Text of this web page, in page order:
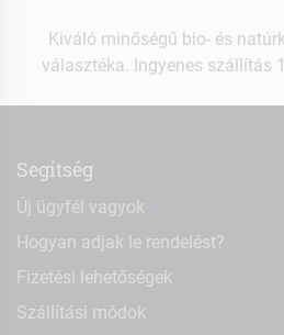
Kiváló minőségű bio- és
választéka. Ingyenes szállítás
Segítség
Új ügyfél vagyok
Hogyan adjak le rendelést?
Fizetési lehetőségek
Szállítási módok